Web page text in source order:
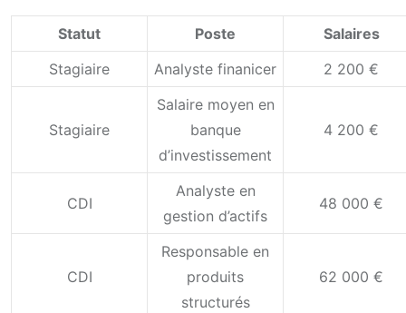
Statut Poste
Salaires
Stagiaire
Analyste finanicer 2 200 €
Stagiaire
Salaire moyen en
banque
d’investissement
4 200 €
CDI
Analyste en
gestion d’actifs
48 000 €
CDI
Responsable en
produits
structurés
62 000 €